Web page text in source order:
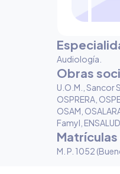
Audiología
Obras
U.O.M., Sancor
OSPRERA,
OSAM,
Famyl,
M. P. 1052